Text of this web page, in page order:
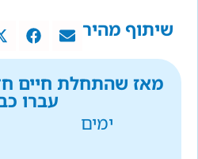
שיתוף מהיר
מאז שהתחלת חיים
עברו
ימים